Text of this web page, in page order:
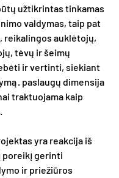
užtikrintas tinkamas
valdymas, taip pat
reikalingos auklėtojų,
tėvų ir šeimų
ir vertinti, siekiant
paslaugų dimensija
traktuojama kaip
yra reakcija iš
poreikį gerinti
ir priežiūros